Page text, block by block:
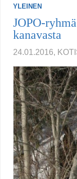
YLEINEN
JOPO-
kanavasta
24.01.2016,